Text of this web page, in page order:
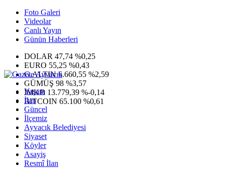
Foto Galeri
Videolar
Canlı Yayın
Günün Haberleri
DOLAR 47,74 %0,25
EURO 55,25 %0,43
G.ALTIN6.660,55 %2,59
GÜMÜŞ 98 %3,57
IMKB 13.779,39 %-0,14
BITCOIN 65.100 %0,61
Yaşam
İlan
Güncel
İlçemiz
Ayvacık Belediyesi
Siyaset
Köyler
Asayiş
Resmî İlan